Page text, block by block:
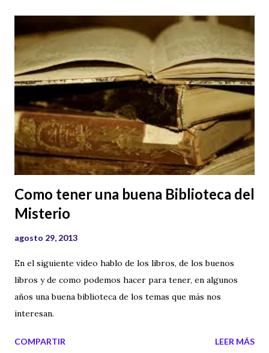
Como tener una buena Biblioteca del
Misterio
agosto 29, 2013
En el siguiente video hablo de los libros, de los buenos
libros y de como podemos hacer para tener, en algunos
años una buena biblioteca de los temas que más nos
interesan.
COMPARTIR LEER MÁS